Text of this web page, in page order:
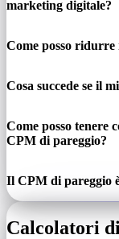
marketing digitale?
Come posso
Cosa succede se il
Come posso tenere
CPM di pareggio?
Il CPM di pareggio
Calcolatori